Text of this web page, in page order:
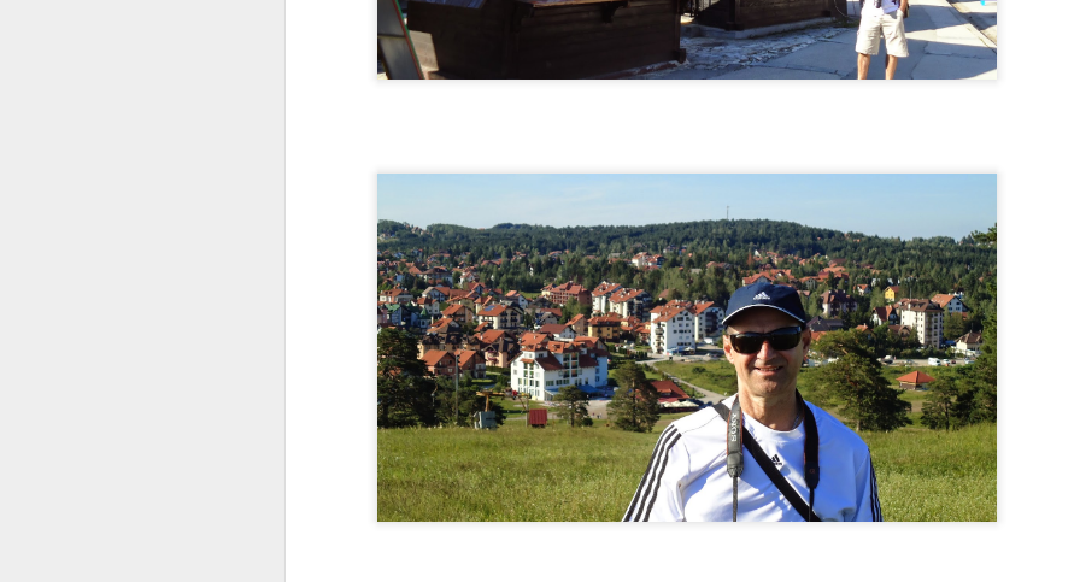
no castelo beirava 15 horas e o tour guiado começaria as 16:30 horas, como nosso
acabamos visitando apenas os Jardins, mesmo assim foi um passeio magnífico.